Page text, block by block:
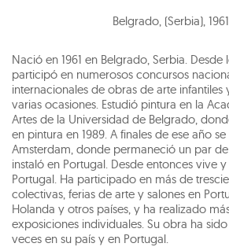
Belgrado, (Serbia), 1961
Nació en 1961 en Belgrado, Serbia.
participó en numerosos concursos
internacionales de obras de arte
varias ocasiones. Estudió pintura en la
Artes de la Universidad de Belgrado,
en pintura en 1989. A finales de ese año
Amsterdam, donde permaneció un par de
instaló en Portugal. Desde entonces vive
Portugal. Ha participado en más de
colectivas, ferias de arte y salones en
Holanda y otros países, y ha realizado
exposiciones individuales. Su obra ha
veces en su país y en Portugal.